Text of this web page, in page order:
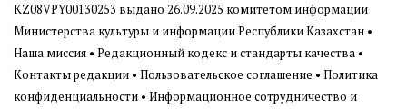
KZ08VPY00130253 выдано 26.09.2025 комитетом информации
Министерства культуры и информации Республики Казахстан •
Наша миссия • Редакционный кодекс и стандарты качества •
Контакты редакции • Пользовательское соглашение • Политика
конфиденциальности • Информационное сотрудничество и